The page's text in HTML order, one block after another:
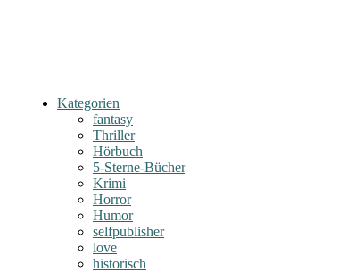
Kategorien
fantasy
Thriller
Hörbuch
5-Sterne-Bücher
Krimi
Horror
Humor
selfpublisher
love
historisch